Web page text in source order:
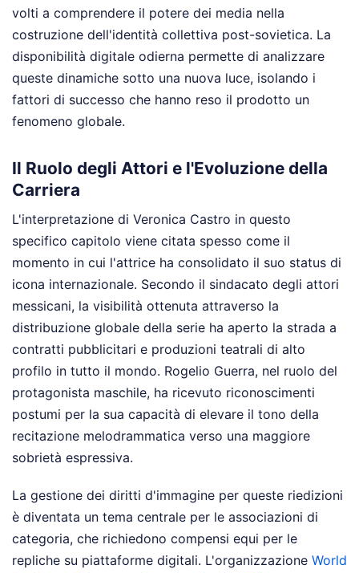
volti a comprendere il potere dei media nella
costruzione dell'identità collettiva post-sovietica. La
disponibilità digitale odierna permette di analizzare
queste dinamiche sotto una nuova luce, isolando i
fattori di successo che hanno reso il prodotto un
fenomeno globale.
Il Ruolo degli Attori e l'Evoluzione della
Carriera
L'interpretazione di Veronica Castro in questo
specifico capitolo viene citata spesso come il
momento in cui l'attrice ha consolidato il suo status di
icona internazionale. Secondo il sindacato degli attori
messicani, la visibilità ottenuta attraverso la
distribuzione globale della serie ha aperto la strada a
contratti pubblicitari e produzioni teatrali di alto
profilo in tutto il mondo. Rogelio Guerra, nel ruolo del
protagonista maschile, ha ricevuto riconoscimenti
postumi per la sua capacità di elevare il tono della
recitazione melodrammatica verso una maggiore
sobrietà espressiva.
La gestione dei diritti d'immagine per queste riedizioni
è diventata un tema centrale per le associazioni di
categoria, che richiedono compensi equi per le
repliche su piattaforme digitali. L'organizzazione World